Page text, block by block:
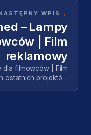
WPIS →
– Lampy
| Film
reklamowy
dla filmowców | Film
ostatnich projektów